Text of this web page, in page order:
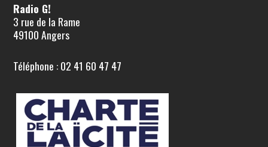
Radio G!
3 rue de la Rame
49100 Angers
Téléphone : 02 41 60 47 47